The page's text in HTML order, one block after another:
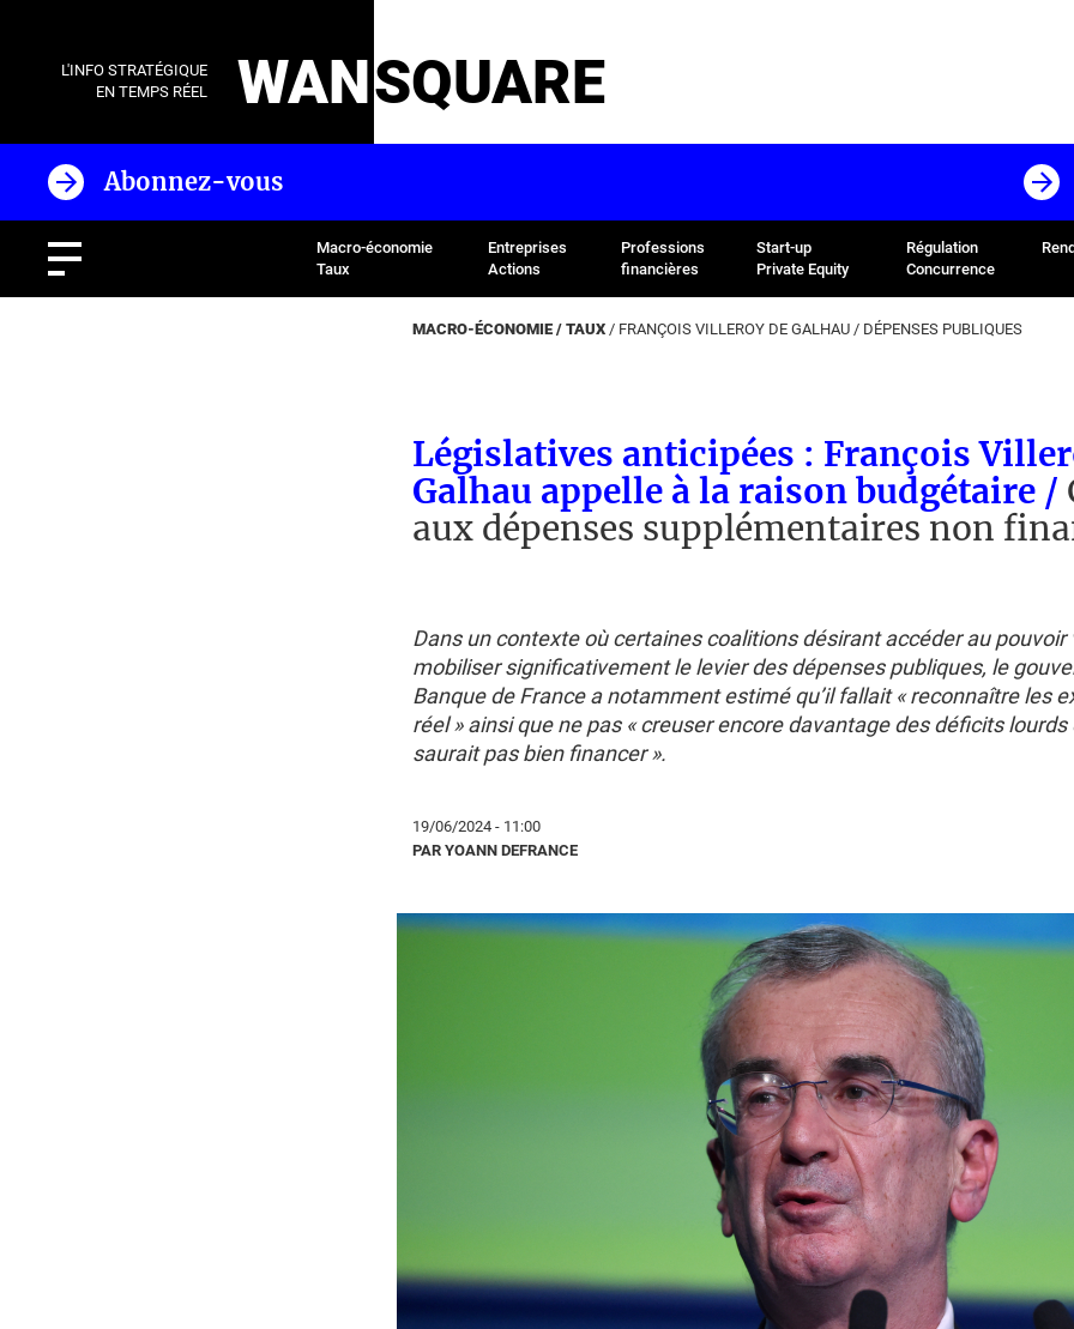
L'INFO STRATÉGIQUE
EN TEMPS RÉEL
WANSQUARE
Abonnez-vous
Macro-économie
Taux
Entreprises
Actions
Professions
financières
Start-up
Private Equity
Régulation
Concurrence
MACRO-ÉCONOMIE / TAUX / FRANÇOIS VILLEROY DE GALHAU / DÉPENSES PUBLIQUES
Législatives anticipées : François
Galhau appelle à la raison budgétaire /
aux dépenses supplémentaires non
Dans un contexte où certaines coalitions désirant accéder au pouvoir
mobiliser significativement le levier des dépenses publiques, le
Banque de France a notamment estimé qu’il fallait «reconnaître les
réel» ainsi que ne pas «creuser encore davantage des déficits lourds
saurait pas bien financer».
19/06/2024 - 11:00
PAR YOANN DEFRANCE